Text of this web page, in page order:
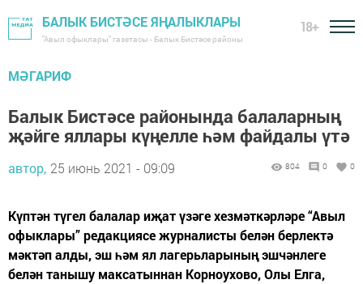
БАЛЫК БИСТӘСЕ ЯҢАЛЫКЛАРЫ
"Авыл офыклары" газетасы - Балык Бистәсе районы
18+
МӘГАРИФ
Балык Бистәсе районында балаларның
җәйге яллары күңелле һәм файдалы үтә
автор, 25 июнь 2021 - 09:09 804 0 0
Күптән түгел балалар иҗат үзәге хезмәткәрләре “Авыл
офыклары” редакциясе журналисты белән берлектә
мәктәп алды, эш һәм ял лагерьларының эшчәнлеге
белән танышу максатыннан Корноухово, Олы Елга,